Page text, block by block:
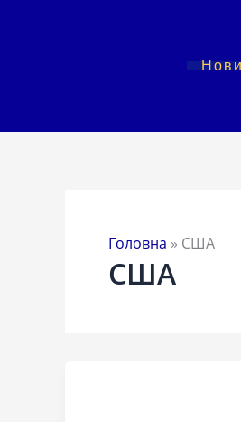
Головна » США
США